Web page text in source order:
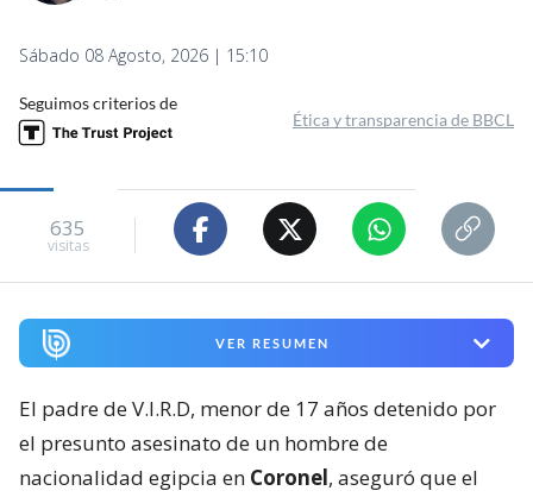
Sábado 08 Agosto, 2026 | 15:10
Seguimos criterios de
Ética y transparencia de BBCL
635
visitas
VER RESUMEN
El padre de V.I.R.D, menor de 17 años detenido por
el presunto asesinato de un hombre de
nacionalidad egipcia en Coronel, aseguró que el